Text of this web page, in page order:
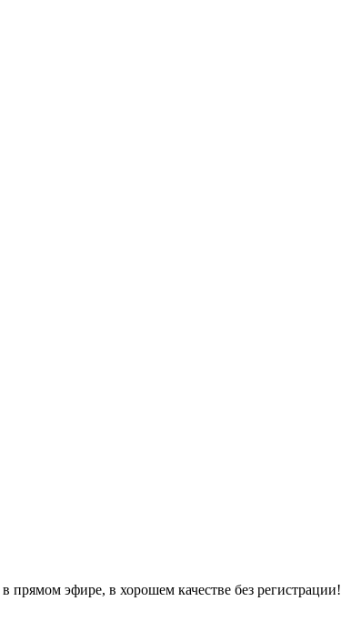
в прямом эфире, в хорошем качестве без регистрации!